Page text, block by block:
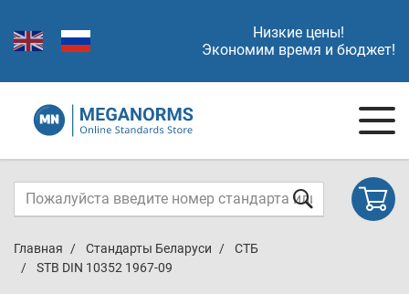
Низкие цены!
Экономим время и бюджет!
Главная Стандарты Беларуси
СТБ
STB DIN 10352 1967-09